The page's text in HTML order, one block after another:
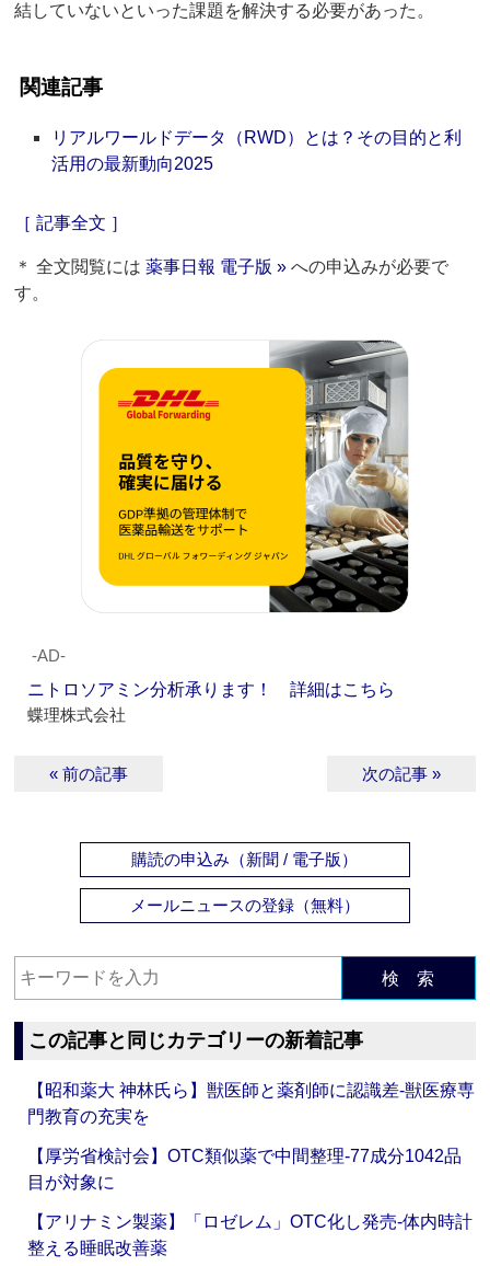
結していないといった課題を解決する必要があった。
関連記事
リアルワールドデータ（RWD）とは？その目的と利
活用の最新動向2025
［ 記事全文 ］
＊ 全文閲覧には薬事日報 電子版 » への申込みが必要で
す。
‐AD‐
ニトロソアミン分析承ります！ 詳細はこちら
蝶理株式会社
« 前の記事 次の記事 »
購読の申込み（新聞 / 電子版）
メールニュースの登録（無料）
検 索
この記事と同じカテゴリーの新着記事
【昭和薬大 神林氏ら】獣医師と薬剤師に認識差‐獣医療専
門教育の充実を
【厚労省検討会】OTC類似薬で中間整理‐77成分1042品
目が対象に
【アリナミン製薬】「ロゼレム」OTC化し発売‐体内時計
整える睡眠改善薬